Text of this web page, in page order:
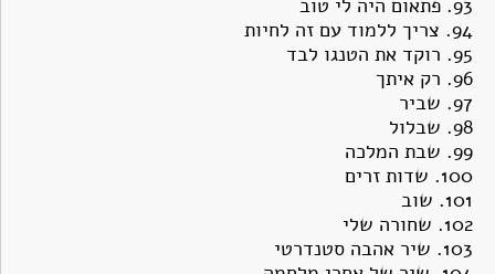
93. פתאום היה לי טוב
94. צריך ללמוד עם זה לחיות
95. רוקד את הטנגו לבד
96. רק איתך
97. שביר
98. שבלול
99. שבת המלכה
100. שדות זרים
101. שוב
102. שחורה שלי
103. שיר אהבה סטנדרטי